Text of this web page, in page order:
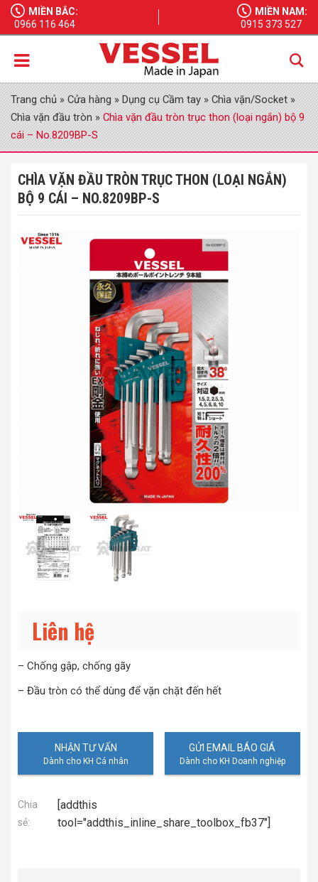
MIỀN BẮC:
0966 116 464
MIỀN NAM:
0915 373 527
Trang chủ»Cửa hàng»Dụng cụ Cầm tay»Chìa vặn/Socket»
Chìa vặn đầu tròn»Chìa vặn đầu tròn trục thon (loại ngắn) bộ 9
cái – No.8209BP-S
CHÌA VẶN ĐẦU TRÒN TRỤC THON (LOẠI NGẮN)
BỘ 9 CÁI – NO.8209BP-S
Liên hệ
– Chống gập, chống gãy
– Đầu tròn có thể dùng để vặn chặt đến hết
NHẬN TƯ VẤN GỬI EMAIL BÁO GIÁ
Chia
sẻ:
[addthis
tool="addthis_inline_share_toolbox_fb37"]